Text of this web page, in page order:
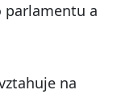
parlamentu a
na